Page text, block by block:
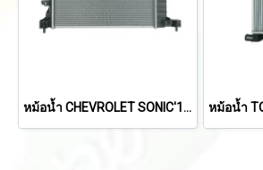
หม้อน้ำ CHEVROLET SONIC'13-'14 (1.4L) (M/T)